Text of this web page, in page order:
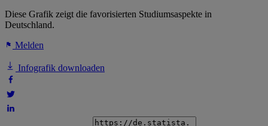
Diese Grafik zeigt die favorisierten Studiumsaspekte in
Deutschland.
Melden
Infografik downloaden